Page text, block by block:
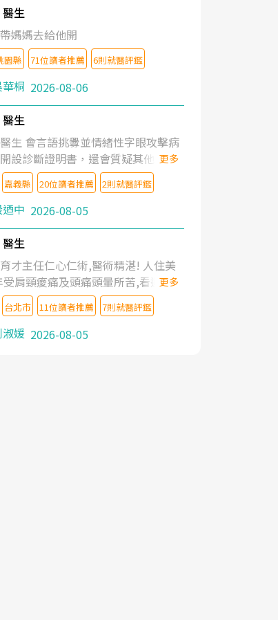
生
媽媽去給他開
園縣 71位讀者推薦 6則就醫評鑑
桐 2026-08-06
生
生 會言語挑釁並情緒性字眼攻擊病
設診斷證明書，還會質疑其他醫生
更多
嘉義縣 20位讀者推薦 2則就醫評鑑
中 2026-08-05
生
才主任仁心仁術,醫術精湛! 人住美
肩頸痠痛及頭痛頭暈所苦,看遍名醫
各種檢查,也嘗試過西醫打針,中醫
理徒手治療都沒有用,後來連吃到嗎
藥都效果有限,只是壓症狀,沒多久就
,多年失眠嚴重影響生活品質. 台灣親
更多
台北市 11位讀者推薦 7則就醫評鑑
淑媛 2026-08-05